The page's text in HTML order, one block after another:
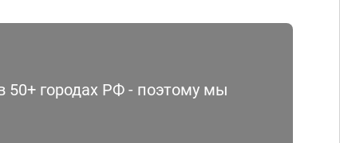
городах РФ - поэтому мы